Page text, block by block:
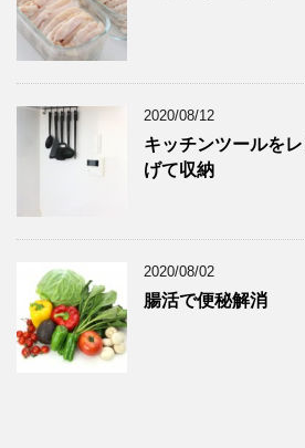
2020/08/12
キッチンツールを
げて収納
2020/08/02
腸活で便秘解消